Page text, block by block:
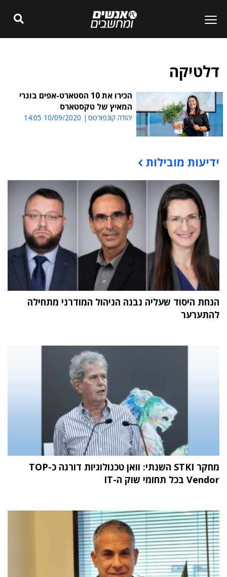
דלטיקה
הכירו את 10 הסטארט-אפים בוגרי
המאיץ של טקסטארס
יהודה קונפורטס 10/09/2020 14:05
תוכן פרסומי
ידיעות מובילות
הנחת היסוד שעליה נבנה הניהול המודרני מתחילה
להתערער
מחקר STKI השנתי: וואן טכנולוגיות דורגה כ-TOP
Vendor בכל תחומי שוק ה-IT